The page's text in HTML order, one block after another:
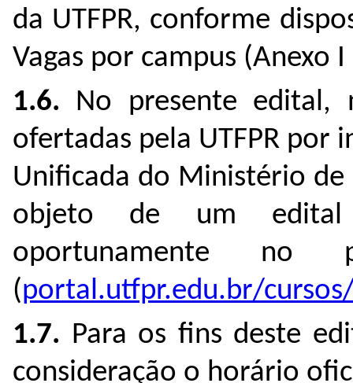
da UTFPR, conforme
Vagas por campus (Anexo
1.6. No
presente edital,
ofertadas pela UTFPR por
Unificada do Ministério de
objeto de um
oportunamente no
(portal.utfpr.edu.br/
1.7. Para os fins deste
consideração o horário